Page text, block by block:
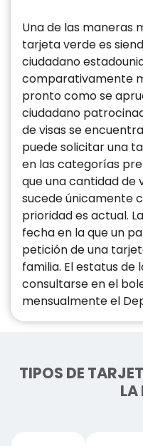
Una de las maneras
tarjeta verde es
ciudadano
comparativamente
pronto como se
ciudadano
de visas se
puede solicitar una
en las categorías
que una cantidad de
sucede únicamente
prioridad es actual.
fecha en la que un
petición de una
familia. El estatus
consultarse en el
mensualmente el
TIPOS DE
LA